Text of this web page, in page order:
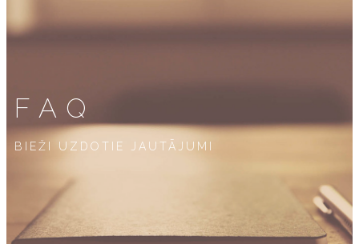
FAQ
BIEŽI UZDOTIE JAUTĀJUMI